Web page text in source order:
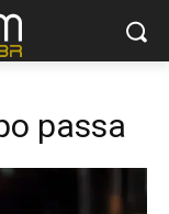
passa